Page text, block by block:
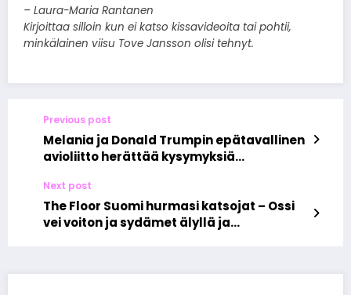
– Laura-Maria Rantanen
Kirjoittaa silloin kun ei katso kissavideoita tai pohtii,
minkälainen viisu Tove Jansson olisi tehnyt.
Previous post
Melania ja Donald Trumpin epätavallinen
avioliitto herättää kysymyksiä
Next post
The Floor Suomi hurmasi katsojat – Ossi
vei voiton ja sydämet älyllä ja